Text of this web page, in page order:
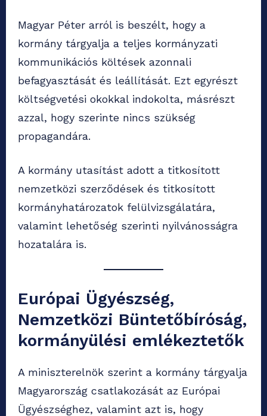
Magyar Péter arról is beszélt, hogy a
kormány tárgyalja a teljes kormányzati
kommunikációs költések azonnali
befagyasztását és leállítását. Ezt egyrészt
költségvetési okokkal indokolta, másrészt
azzal, hogy szerinte nincs szükség
propagandára.
A kormány utasítást adott a titkosított
nemzetközi szerződések és titkosított
kormányhatározatok felülvizsgálatára,
valamint lehetőség szerinti nyilvánosságra
hozatalára is.
Európai Ügyészség,
Nemzetközi Büntetőbíróság,
kormányülési emlékeztetők
A miniszterelnök szerint a kormány tárgyalja
Magyarország csatlakozását az Európai
Ügyészséghez, valamint azt is, hogy